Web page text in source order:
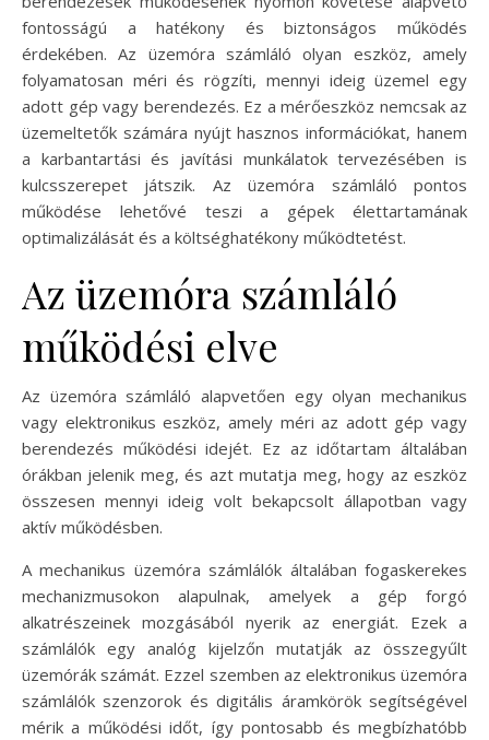
fontosságú a hatékony és biztonságos működés
érdekében. Az üzemóra számláló olyan eszköz, amely
folyamatosan méri és rögzíti, mennyi ideig üzemel egy
adott gép vagy berendezés. Ez a mérőeszköz nemcsak az
üzemeltetők számára nyújt hasznos információkat, hanem
a karbantartási és javítási munkálatok tervezésében is
kulcsszerepet játszik. Az üzemóra számláló pontos
működése lehetővé teszi a gépek élettartamának
optimalizálását és a költséghatékony működtetést.
Az üzemóra számláló
működési elve
Az üzemóra számláló alapvetően egy olyan mechanikus
vagy elektronikus eszköz, amely méri az adott gép vagy
berendezés működési idejét. Ez az időtartam általában
órákban jelenik meg, és azt mutatja meg, hogy az eszköz
összesen mennyi ideig volt bekapcsolt állapotban vagy
aktív működésben.
A mechanikus üzemóra számlálók általában fogaskerekes
mechanizmusokon alapulnak, amelyek a gép forgó
alkatrészeinek mozgásából nyerik az energiát. Ezek a
számlálók egy analóg kijelzőn mutatják az összegyűlt
üzemórák számát. Ezzel szemben az elektronikus üzemóra
számlálók szenzorok és digitális áramkörök segítségével
mérik a működési időt, így pontosabb és megbízhatóbb